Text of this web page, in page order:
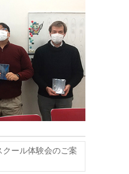
ール体験会のご案